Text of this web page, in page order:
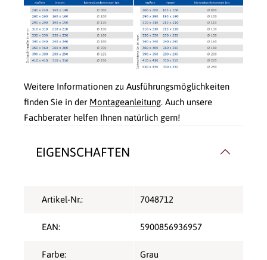
Weitere Informationen zu Ausführungsmöglichkeiten
finden Sie in der Montageanleitung. Auch unsere
Fachberater helfen Ihnen natürlich gern!
EIGENSCHAFTEN
Artikel-Nr.: 7048712
EAN: 5900856936957
Farbe: Grau